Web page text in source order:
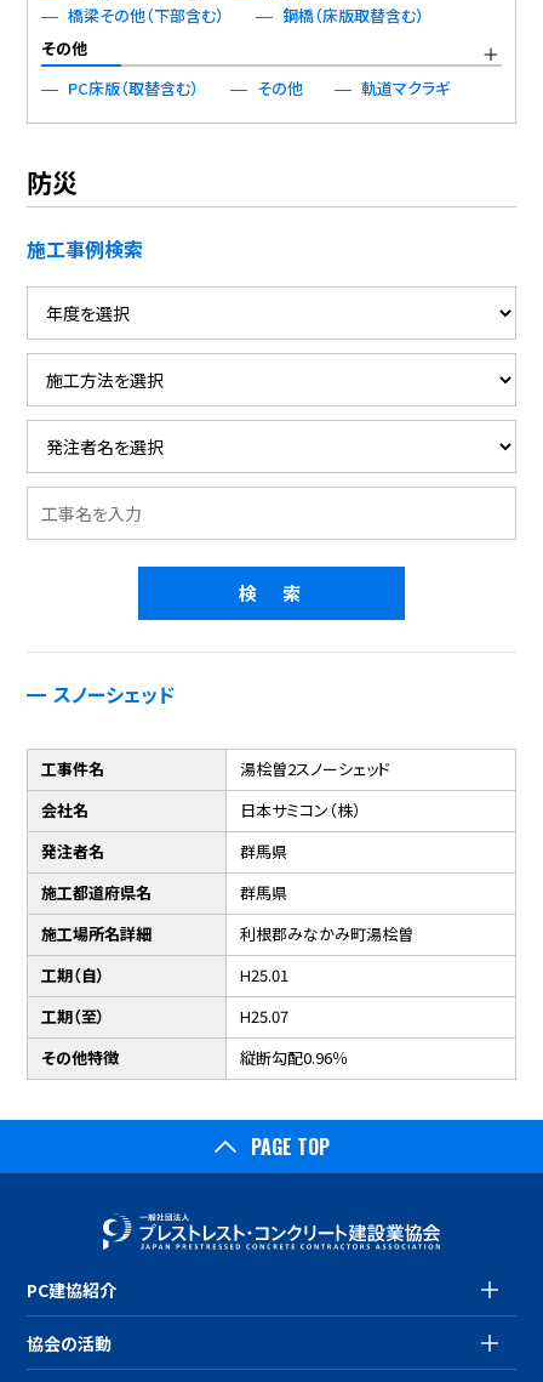
橋梁その他（下部含む）
鋼橋（床版取替含む）
その他
PC床版（取替含む）
その他 軌道マクラギ
防災
施工事例検索
スノーシェッド
工事件名
湯桧曽2スノーシェッド
会社名
日本サミコン（株）
発注者名
群馬県
施工都道府県名
群馬県
施工場所名詳細
利根郡みなかみ町湯桧曽
工期（自）
H25.01
工期（至）
H25.07
その他特徴
縦断勾配0.96％
PAGE TOP
PC建協紹介
協会の活動